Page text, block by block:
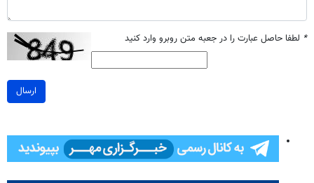
* لطفا حاصل عبارت را در جعبه متن روبرو وارد کنید
ارسال